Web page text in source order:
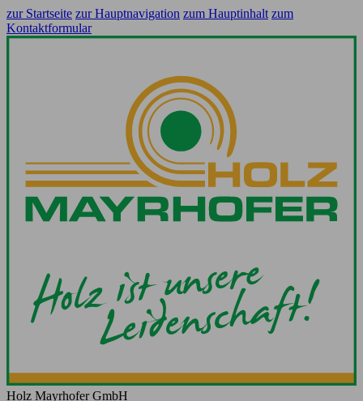
zur Startseite zur Hauptnavigation zum Hauptinhalt zum
Kontaktformular
Holz Mayrhofer GmbH